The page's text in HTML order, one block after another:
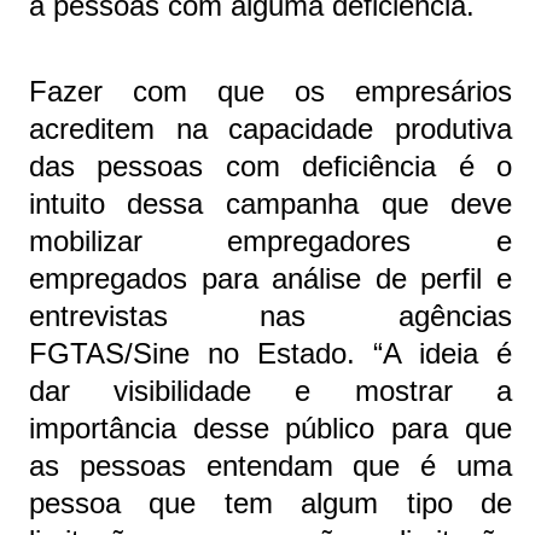
Fazer com que os empresários
acreditem na capacidade produtiva
das pessoas com deficiência é o
intuito dessa campanha que deve
mobilizar empregadores e
empregados para análise de perfil e
entrevistas nas agências
FGTAS/Sine no Estado. “A ideia é
dar visibilidade e mostrar a
importância desse público para que
as pessoas entendam que é uma
pessoa que tem algum tipo de